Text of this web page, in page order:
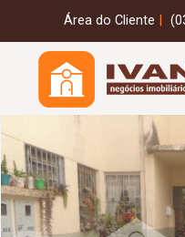
Área do Cliente